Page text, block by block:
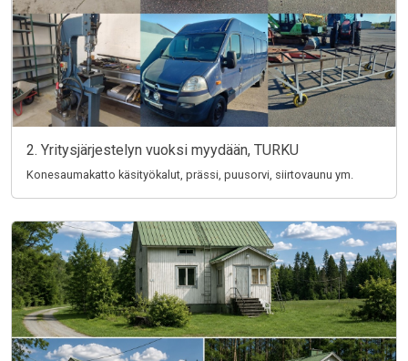
2. Yritysjärjestelyn vuoksi myydään, TURKU
Konesaumakatto käsityökalut, prässi, puusorvi, siirtovaunu ym.